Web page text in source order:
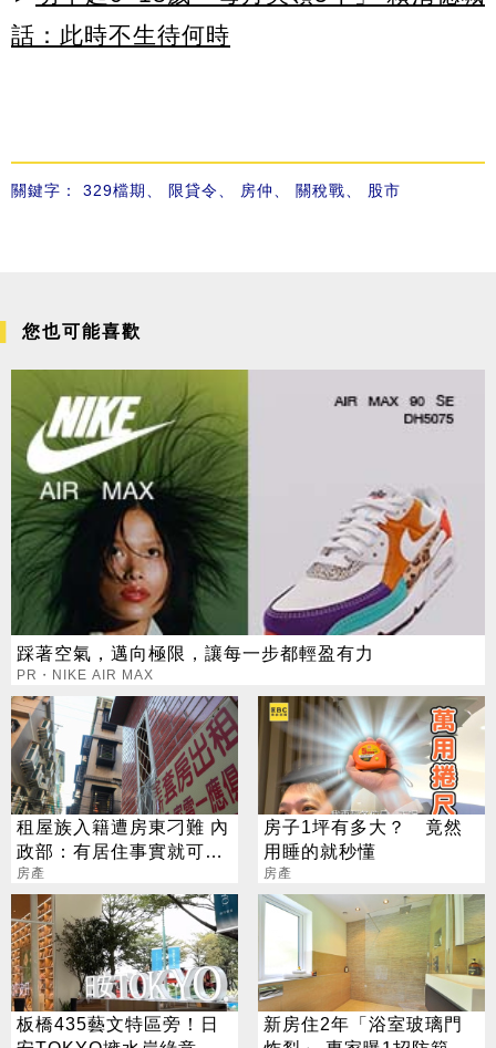
話：此時不生待何時
關鍵字： 329檔期 限貸令 房仲 關稅戰 股市
您也可能喜歡
踩著空氣，邁向極限，讓每一步都輕盈有力
PR・NIKE AIR MAX
租屋族入籍遭房東刁難 內
政部：有居住事實就可遷
入
房產
房子1坪有多大？ 竟然
用睡的就秒懂
房產
板橋435藝文特區旁！日
新房住2年「浴室玻璃門